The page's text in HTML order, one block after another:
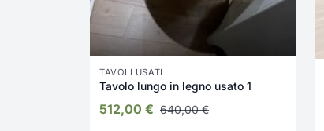
TAVOLI USATI
Tavolo lungo in legno usato 1
512,00 € 640,00€